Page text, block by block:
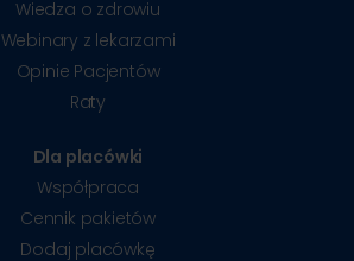
Wiedza o zdrowiu
Webinary z lekarzami
Opinie Pacjentów
Raty
Dla placówki
Współpraca
Cennik pakietów
Dodaj placówkę